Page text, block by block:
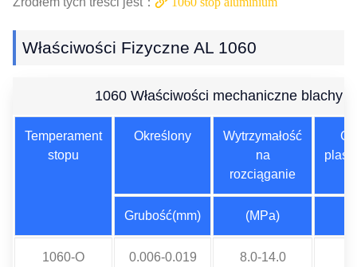
Właściwości Fizyczne AL 1060
1060 Właściwości mechaniczne blachy
Temperament
stopu
Określony
Wytrzymałość
na
rozciąganie
Grubość(mm) (MPa)
1060-O 0.006-0.019 8.0-14.0